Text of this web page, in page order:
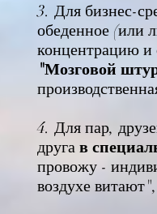
3. Для бизнес-
обеденное (или
концентрацию
"Мозговой
4. Для пар,
друга в
провожу -
воздухе